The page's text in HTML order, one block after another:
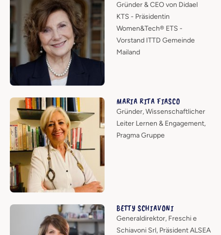
Gründer & CEO von Didael
KTS - Präsidentin
Women&Tech® ETS -
Vorstand ITTD Gemeinde
Mailand
MARIA RITA FIASCO
Gründer, Wissenschaftlicher
Leiter Lernen & Engagement,
Pragma Gruppe
BETTY SCHIAVONI
Generaldirektor, Freschi e
Schiavoni Srl, Präsident ALSEA